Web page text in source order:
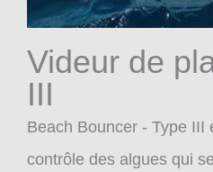
Videur de
III
Beach Bouncer - Type III
contrôle des algues qui